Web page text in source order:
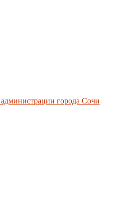
города Сочи